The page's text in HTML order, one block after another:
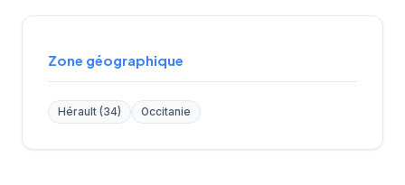
Zone géographique
Hérault (34) Occitanie